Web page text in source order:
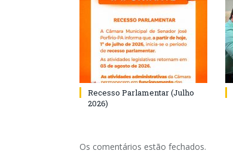
Recesso Parlamentar (Julho
2026)
Os comentários estão fechados.